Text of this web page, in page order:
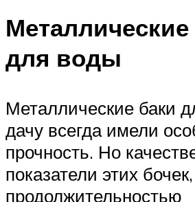
для воды
Металлические баки
дачу всегда имели
прочность. Но
показатели этих
продолжительностью